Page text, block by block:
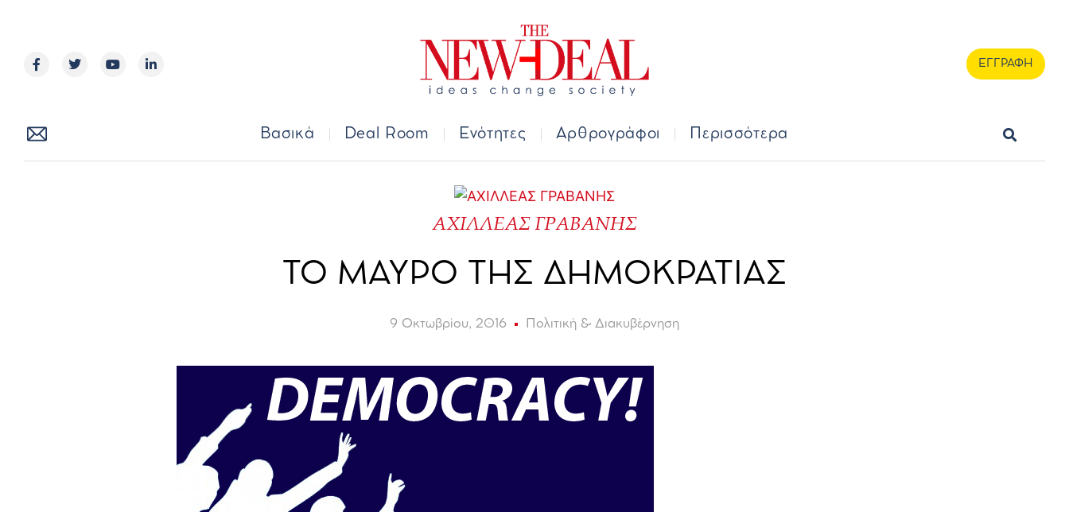
Ενότητες Αρθρογράφοι
ΕΓΓΡΑΦΗ
Βασικά Deal Room Ενότητες Αρθρογράφοι Περισσότερα
ΑΧΙΛΛΕΑΣ ΓΡΑΒΑΝΗΣ
ΤΟ ΜΑΥΡΟ ΤΗΣ ΔΗΜΟΚΡΑΤΙΑΣ
9 Οκτωβρίου, 2016 Πολιτική & Διακυβέρνηση